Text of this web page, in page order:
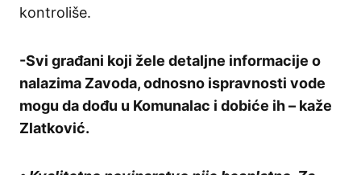
kontroliše.
-Svi građani koji žele detaljne informacije o
nalazima Zavoda, odnosno ispravnosti vode
mogu da dođu u Komunalac i dobiće ih – kaže
Zlatković.